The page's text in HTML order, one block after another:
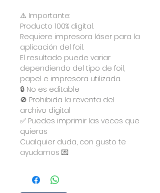
⚠️ Importante:
Producto 100% digital.
Requiere impresora láser para la
aplicación del foil.
El resultado puede variar
dependiendo del tipo de foil,
papel e impresora utilizada.
🔒 No es editable
🚫 Prohibida la reventa del
archivo digital
✅ Puedes imprimir las veces que
quieras
Cualquier duda, con gusto te
ayudamos 💌